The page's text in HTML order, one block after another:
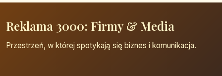
Reklama 3000: Firmy & Media
Przestrzeń, w której spotykają się biznes i komunikacja.